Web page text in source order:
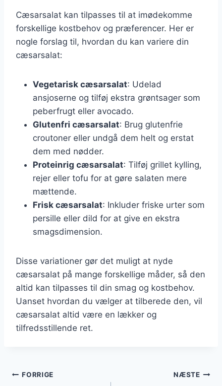
Cæsarsalat kan tilpasses til at imødekomme
forskellige kostbehov og præferencer. Her er
nogle forslag til, hvordan du kan variere din
cæsarsalat:
Vegetarisk cæsarsalat: Udelad
ansjoserne og tilføj ekstra grøntsager som
peberfrugt eller avocado.
Glutenfri cæsarsalat: Brug glutenfrie
croutoner eller undgå dem helt og erstat
dem med nødder.
Proteinrig cæsarsalat: Tilføj grillet kylling,
rejer eller tofu for at gøre salaten mere
mættende.
Frisk cæsarsalat: Inkluder friske urter som
persille eller dild for at give en ekstra
smagsdimension.
Disse variationer gør det muligt at nyde
cæsarsalat på mange forskellige måder, så den
altid kan tilpasses til din smag og kostbehov.
Uanset hvordan du vælger at tilberede den, vil
cæsarsalat altid være en lækker og
tilfredsstillende ret.
Indlægsnavigation
FORRIGE NÆSTE